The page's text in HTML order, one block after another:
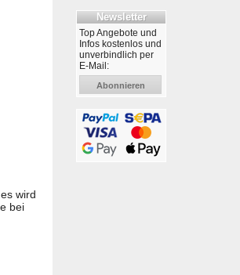
wird
bei
Newsletter
Top Angebote und
Infos kostenlos und
unverbindlich per
E-Mail:
Abonnieren